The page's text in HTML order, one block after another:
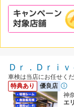
Ｄｒ．Ｄｒｉ
車検は当店にお任せくだ
特典あり
優良店
神
エ